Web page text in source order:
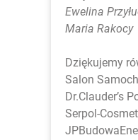
Ewelina
Maria Rakocy
Dziękujemy
Salon
Dr.Clauder’s
Serpol-